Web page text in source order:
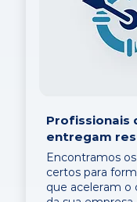
Profissionais
entregam
Encontramos
certos para
que aceleram o